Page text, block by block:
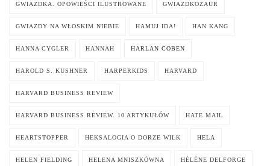
GWIAZDKA. OPOWIEŚCI ILUSTROWANE GWIAZDKOZAUR
GWIAZDY NA WŁOSKIM NIEBIE HAMUJ IDA! HAN KANG
HANNA CYGLER HANNAH HARLAN COBEN
HAROLD S. KUSHNER HARPERKIDS HARVARD
HARVARD BUSINESS REVIEW
HARVARD BUSINESS REVIEW. 10 ARTYKUŁÓW HATE MAIL
HEARTSTOPPER HEKSALOGIA O DORZE WILK HELA
HELEN FIELDING HELENA MNISZKÓWNA HÉLÈNE DELFORGE